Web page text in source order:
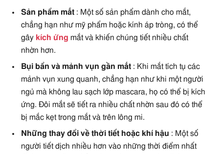
Sản phẩm mắt : Một số sản phẩm dành cho mắt,
chẳng hạn như mỹ phẩm hoặc kính áp tròng, có thể
gây kích ứng mắt và khiến chúng tiết nhiều chất
nhờn hơn.
Bụi bẩn và mảnh vụn gần mắt : Khi mắt tích tụ các
mảnh vụn xung quanh, chẳng hạn như khi một người
ngủ mà không lau sạch lớp mascara, họ có thể bị kích
ứng. Đôi mắt sẽ tiết ra nhiều chất nhờn sau đó có thể
bị mắc kẹt trong mắt và trên lông mi.
Những thay đổi về thời tiết hoặc khí hậu : Một số
người tiết dịch nhiều hơn vào những thời điểm nhất